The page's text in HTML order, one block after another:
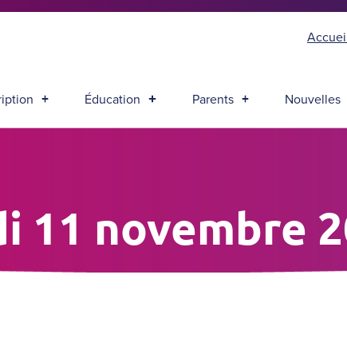
Éducation Parents Nouvelles
11 novembre